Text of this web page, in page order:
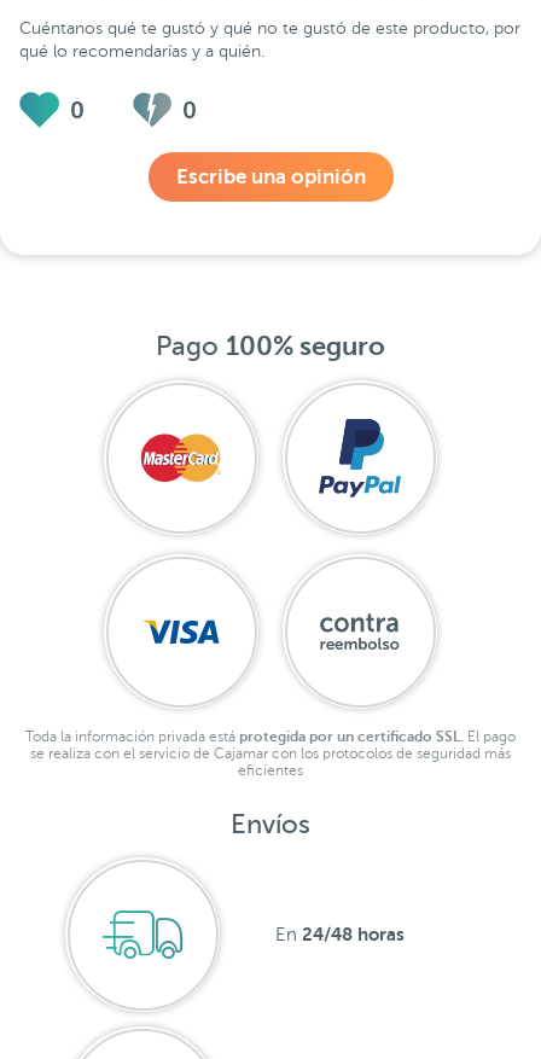
Cuéntanos qué te gustó y qué no te gustó de este producto, por
qué lo recomendarías y a quién.
0 0
Escribe una opinión
Pago 100% seguro
Toda la información privada está protegida por un certificado SSL. El pago
se realiza con el servicio de Cajamar con los protocolos de seguridad más
eficientes
Envíos
En 24/48 horas